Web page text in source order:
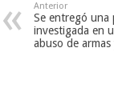
Anterior
Se entregó una
investigada en
abuso de armas